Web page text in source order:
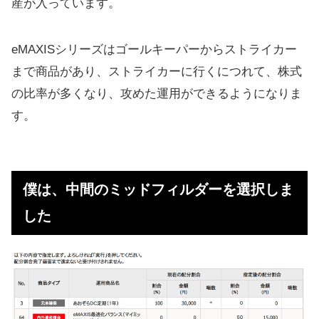
産が入っています。
eMAXISシリーズはゴールキーパーからストライカー
まで商品があり、ストライカーに行くにつれて、株式
の比率が多くなり、攻めた運用ができるようになりま
す。
僕は、中間のミッドフィルダーを選択しま
した